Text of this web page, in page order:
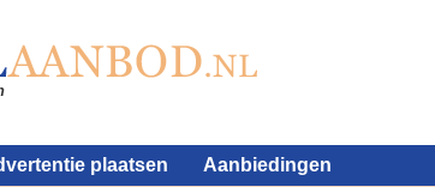
plaatsen Aanbiedingen